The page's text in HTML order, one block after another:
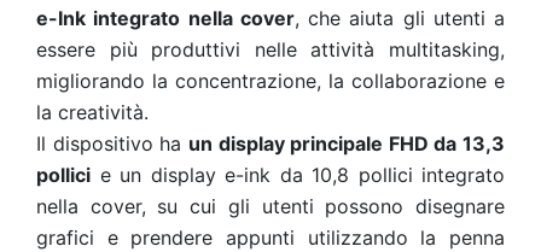
e-Ink integrato nella cover, che aiuta gli utenti a
essere più produttivi nelle attività multitasking,
migliorando la concentrazione, la collaborazione e
la creatività.
Il dispositivo ha un display principale FHD da 13,3
pollici e un display e-ink da 10,8 pollici integrato
nella cover, su cui gli utenti possono disegnare
grafici e prendere appunti utilizzando la penna